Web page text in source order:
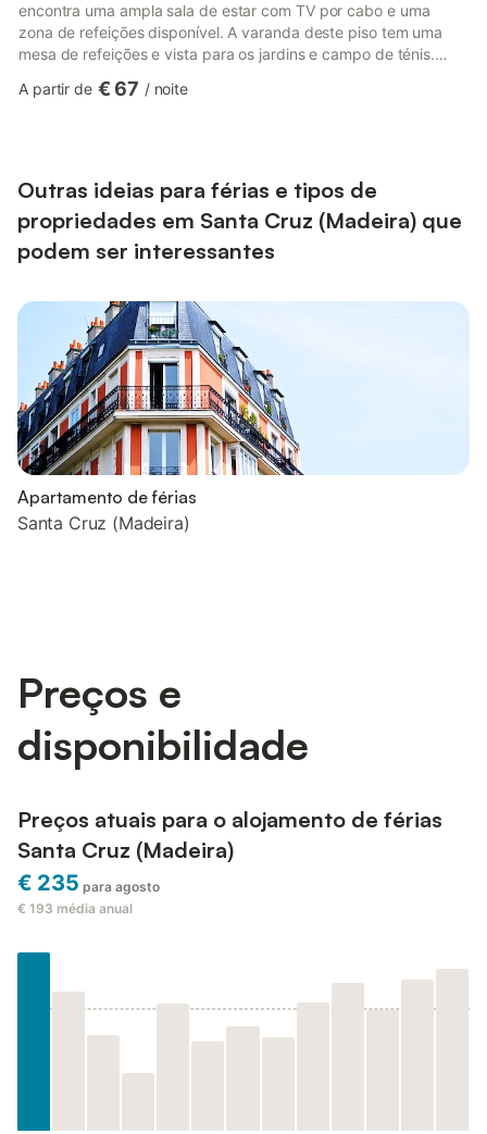
encontra uma ampla sala de estar com TV por cabo e uma
zona de refeições disponível. A varanda deste piso tem uma
mesa de refeições e vista para os jardins e campo de ténis.
encontra um WC equipado com banheira, um quarto de casal e
áreas. Est...
A partir de € 67 / noite
Outras ideias para férias e tipos de
propriedades em Santa Cruz (Madeira) que
podem ser interessantes
Apartamento de férias
Santa Cruz (Madeira)
Preços e
disponibilidade
Preços atuais para o alojamento de férias
Santa Cruz (Madeira)
€ 235 para agosto
€ 193 média anual